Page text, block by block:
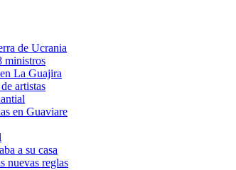
de Ucrania
ministros
La Guajira
artistas
en Guaviare
a su casa
nuevas reglas